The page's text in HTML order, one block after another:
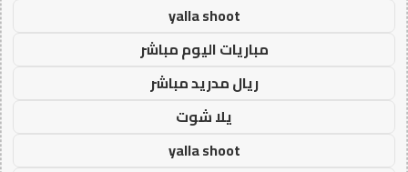
yalla shoot
مباريات اليوم مباشر
ريال مدريد مباشر
يلا شوت
yalla shoot